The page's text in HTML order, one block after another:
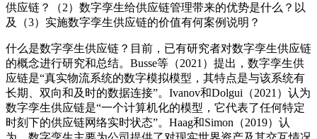
供应链？（2）数字孪生给供应链管理带来的优势是什么？以
及（3）实施数字孪生供应链的价值有何案例说明？
什么是数字孪生供应链？目前，已有研究者对数字孪生供应链
的概念进行研究和总结。Busse等（2021）提出，数字孪生供
应链是“真实物流系统的数字模拟模型，其特点是与该系统有
长期、双向和及时的数据连接”。Ivanov和Dolgui（2021）认为
数字孪生供应链是“一个计算机化的模型，它代表了任何特定
时刻下的供应链网络实时状态”。Haag和Simon（2019）认